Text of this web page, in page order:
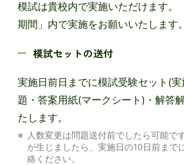
模試は貴校内で実施いただけます。
期間」内で実施をお願いいたします。
模試セットの送付
実施⽇前⽇までに模試受験セット(
題・答案用紙(マークシート)・解答
たします。
人数変更は問題送付前でしたら可能で
が生じましたら、実施日の10日前まで
絡ください。